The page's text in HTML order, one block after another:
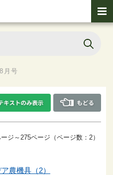
月号
ジ～275ページ（ページ数：2）
農機具（2）